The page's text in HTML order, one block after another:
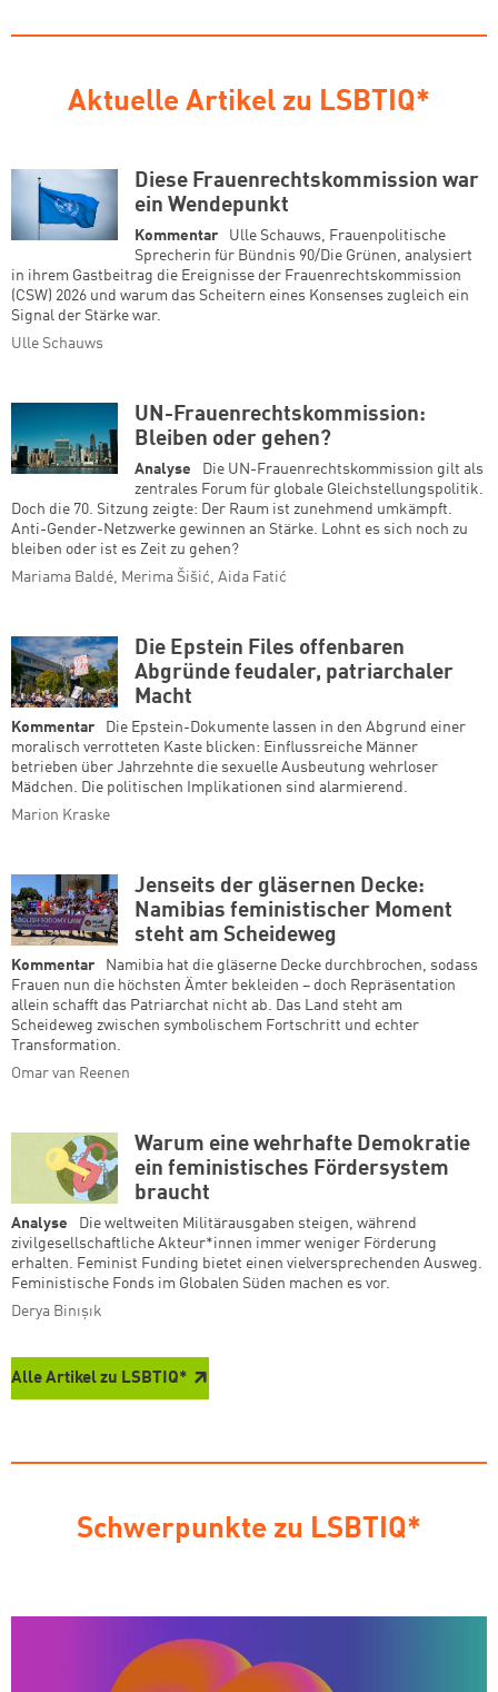
Aktuelle Artikel zu LSBTIQ*
Diese Frauenrechtskommission war
ein Wendepunkt
Kommentar
Ulle Schauws, Frauenpolitische
Sprecherin für Bündnis 90/Die Grünen, analysiert
in ihrem Gastbeitrag die Ereignisse der Frauenrechtskommission
(CSW) 2026 und warum das Scheitern eines Konsenses zugleich ein
Signal der Stärke war.
Ulle Schauws
UN-Frauenrechtskommission:
Bleiben oder gehen?
Analyse
Die UN-Frauenrechtskommission gilt als
zentrales Forum für globale Gleichstellungspolitik.
Doch die 70. Sitzung zeigte: Der Raum ist zunehmend umkämpft.
Anti-Gender-Netzwerke gewinnen an Stärke. Lohnt es sich noch zu
bleiben oder ist es Zeit zu gehen?
Mariama Baldé, Merima Šišić, Aida Fatić
Die Epstein Files offenbaren
Abgründe feudaler, patriarchaler
Macht
Kommentar
Die Epstein-Dokumente lassen in den Abgrund einer
moralisch verrotteten Kaste blicken: Einflussreiche Männer
betrieben über Jahrzehnte die sexuelle Ausbeutung wehrloser
Mädchen. Die politischen Implikationen sind alarmierend.
Marion Kraske
Jenseits der gläsernen Decke:
Namibias feministischer Moment
steht am Scheideweg
Kommentar
Namibia hat die gläserne Decke durchbrochen, sodass
Frauen nun die höchsten Ämter bekleiden – doch Repräsentation
allein schafft das Patriarchat nicht ab. Das Land steht am
Scheideweg zwischen symbolischem Fortschritt und echter
Transformation.
Omar van Reenen
Warum eine wehrhafte Demokratie
ein feministisches Fördersystem
braucht
Analyse
Die weltweiten Militärausgaben steigen, während
zivilgesellschaftliche Akteur*innen immer weniger Förderung
erhalten. Feminist Funding bietet einen vielversprechenden Ausweg.
Feministische Fonds im Globalen Süden machen es vor.
Derya Binışık
Alle Artikel zu LSBTIQ*
Schwerpunkte zu LSBTIQ*